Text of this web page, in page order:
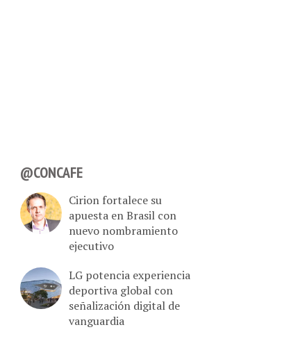
@CONCAFE
Cirion fortalece su
apuesta en Brasil con
nuevo nombramiento
ejecutivo
LG potencia experiencia
deportiva global con
señalización digital de
vanguardia